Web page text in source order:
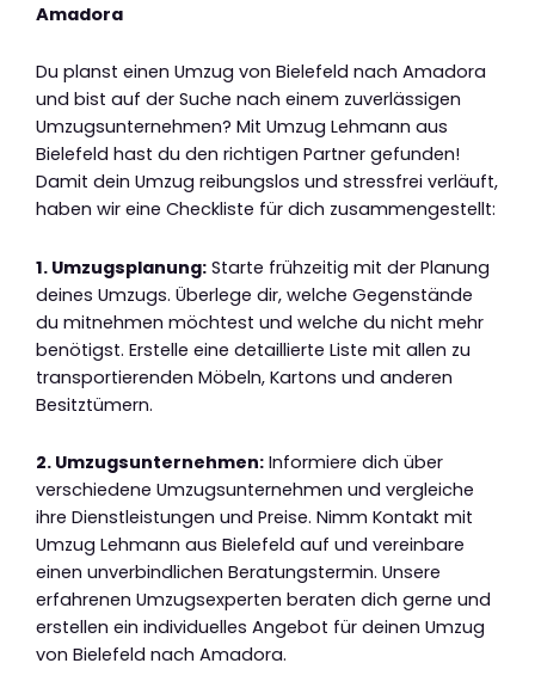
Amadora
Du planst einen Umzug von Bielefeld nach Amadora
und bist auf der Suche nach einem zuverlässigen
Umzugsunternehmen? Mit Umzug Lehmann aus
Bielefeld hast du den richtigen Partner gefunden!
Damit dein Umzug reibungslos und stressfrei verläuft,
haben wir eine Checkliste für dich zusammengestellt:
1. Umzugsplanung: Starte frühzeitig mit der Planung
deines Umzugs. Überlege dir, welche Gegenstände
du mitnehmen möchtest und welche du nicht mehr
benötigst. Erstelle eine detaillierte Liste mit allen zu
transportierenden Möbeln, Kartons und anderen
Besitztümern.
2. Umzugsunternehmen: Informiere dich über
verschiedene Umzugsunternehmen und vergleiche
ihre Dienstleistungen und Preise. Nimm Kontakt mit
Umzug Lehmann aus Bielefeld auf und vereinbare
einen unverbindlichen Beratungstermin. Unsere
erfahrenen Umzugsexperten beraten dich gerne und
erstellen ein individuelles Angebot für deinen Umzug
von Bielefeld nach Amadora.